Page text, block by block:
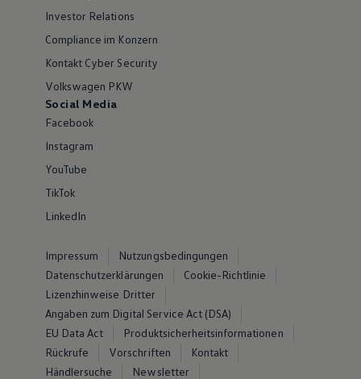
Investor Relations
Compliance im Konzern
Kontakt Cyber Security
Volkswagen PKW
Social Media
Facebook
Instagram
YouTube
TikTok
LinkedIn
Impressum
Nutzungsbedingungen
Datenschutzerklärungen
Cookie-Richtlinie
Lizenzhinweise Dritter
Angaben zum Digital Service Act (DSA)
EU Data Act
Produktsicherheitsinformationen
Rückrufe
Vorschriften
Kontakt
Händlersuche
Newsletter